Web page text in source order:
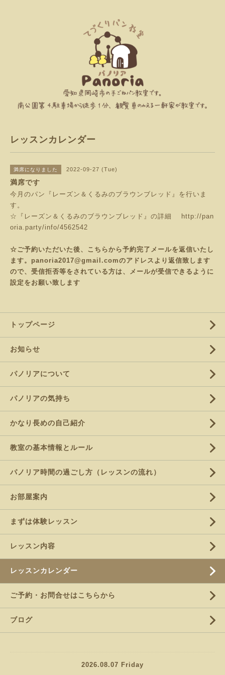
レッスンカレンダー
満席になりました 2022-09-27 (Tue)
満席です
今月のパン『レーズン＆くるみのブラウンブレッド』を行いま
す。
☆『レーズン＆くるみのブラウンブレッド』の詳細
http://pan
oria.party/info/4562542
☆ご予約いただいた後、こちらから予約完了メールを返信いたし
ます。panoria2017@gmail.comのアドレスより返信致します
ので、受信拒否等をされている方は、メールが受信できるように
設定をお願い致します
トップページ
お知らせ
パノリアについて
パノリアの気持ち
かなり長めの自己紹介
教室の基本情報とルール
パノリア時間の過ごし方（レッスンの流れ）
お部屋案内
まずは体験レッスン
レッスン内容
レッスンカレンダー
ご予約・お問合せはこちらから
ブログ
2026.08.07 Friday